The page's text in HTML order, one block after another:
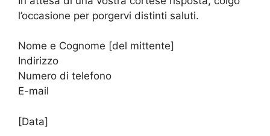
l’occasione per porgervi distinti saluti.
Nome e Cognome [del mittente]
Indirizzo
Numero di telefono
E-mail
[Data]